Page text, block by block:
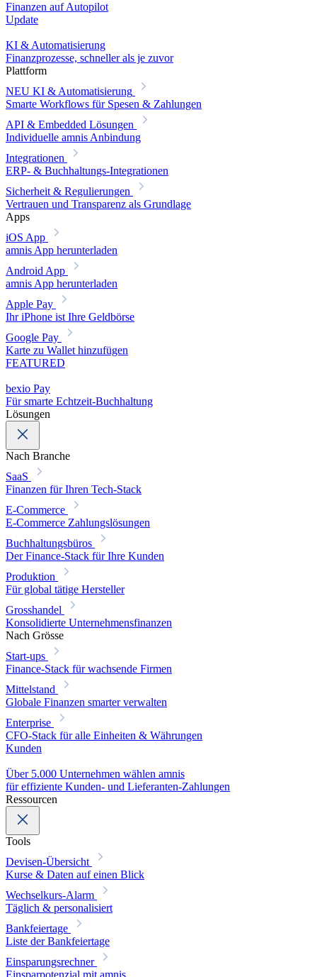
Finanzen auf Autopilot
Update
KI & Automatisierung
Finanzprozesse, schneller als je zuvor
Plattform
NEU KI & Automatisierung
Smarte Workflows für Spesen & Zahlungen
API & Embedded Lösungen
Individuelle amnis Anbindung
Integrationen
ERP- & Buchhaltungs-Integrationen
Sicherheit & Regulierungen
Vertrauen und Transparenz als Grundlage
Apps
iOS App
amnis App herunterladen
Android App
amnis App herunterladen
Apple Pay
Ihr iPhone ist Ihre Geldbörse
Google Pay
Karte zu Wallet hinzufügen
FEATURED
bexio Pay
Für smarte Echtzeit-Buchhaltung
Lösungen
Nach Branche
SaaS
Finanzen für Ihren Tech-Stack
E-Commerce
E-Commerce Zahlungslösungen
Buchhaltungsbüros
Der Finance-Stack für Ihre Kunden
Produktion
Für global tätige Hersteller
Grosshandel
Konsolidierte Unternehmensfinanzen
Nach Grösse
Start-ups
Finance-Stack für wachsende Firmen
Mittelstand
Globale Finanzen smarter verwalten
Enterprise
CFO-Stack für alle Einheiten & Währungen
Kunden
Über 5.000 Unternehmen wählen amnis
für effiziente Kunden- und Lieferanten-Zahlungen
Ressourcen
Tools
Devisen-Übersicht
Kurse & Daten auf einen Blick
Wechselkurs-Alarm
Täglich & personalisiert
Bankfeiertage
Liste der Bankfeiertage
Einsparungsrechner